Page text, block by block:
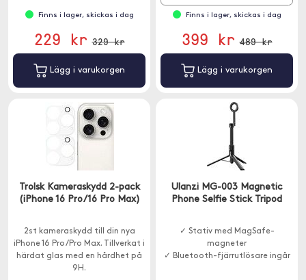
Finns i lager, skickas i dag
229 kr 329 kr
Lägg i varukorgen
Finns i lager, skickas i dag
399 kr 489 kr
Lägg i varukorgen
Trolsk Kameraskydd 2-pack
(iPhone 16 Pro/16 Pro Max)
2st kameraskydd till din nya
iPhone 16 Pro/Pro Max. Tillverkat i
härdat glas med en hårdhet på
9H.
Ulanzi MG-003 Magnetic
Phone Selfie Stick Tripod
✓ Stativ med MagSafe-
magneter
✓ Bluetooth-fjärrutlösare ingår